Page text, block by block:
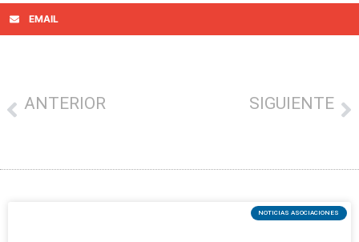
EMAIL
ANTERIOR SIGUIENTE
NOTICIAS ASOCIACIONES